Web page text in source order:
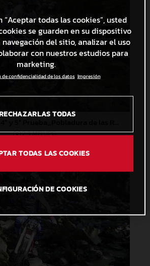
2,3 MB.JPG
“Aceptar todas las cookies”, usted
se guarden en su dispositivo
del sitio, analizar el uso
con nuestros estudios para
marketing.
de confidencialidad de los datos Impresión
TODAS
TODAS LAS COOKIES
DE COOKIES